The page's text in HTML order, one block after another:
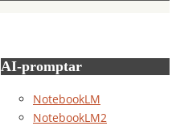
AI-promptar
NotebookLM
NotebookLM2